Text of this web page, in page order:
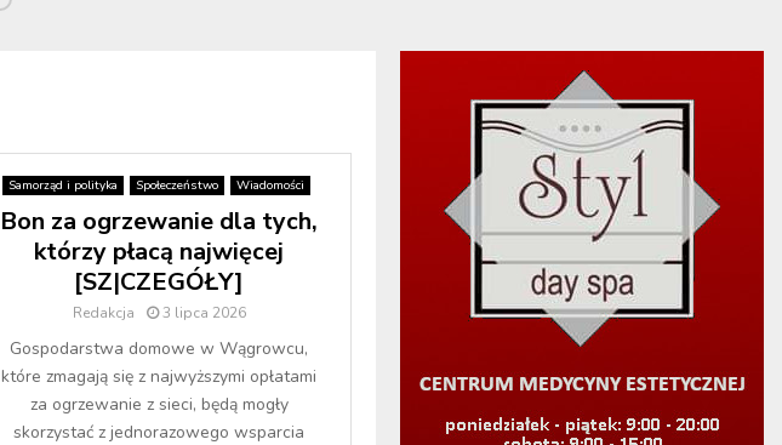
Samorząd i polityka Społeczeństwo Wiadomości
Bon za ogrzewanie dla tych,
którzy płacą najwięcej
[SZ|CZEGÓŁY]
Redakcja 3 lipca 2026
Gospodarstwa domowe w Wągrowcu,
które zmagają się z najwyższymi opłatami
za ogrzewanie z sieci, będą mogły
skorzystać z jednorazowego wsparcia